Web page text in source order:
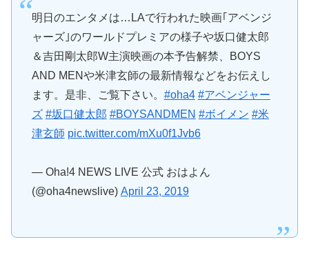
明日のエンタメは…LAで行われた映画｢アベンジ
ャーズ｣のワールドプレミアの様子や坂口健太郎
＆吉田剛太郎W主演映画の本予告解禁、BOYS
AND MENや米津玄師の最新情報などをお伝えし
ます。是非、ご覧下さい。 #oha4 #アベンジャー
ズ #坂口健太郎 #BOYSANDMEN #ボイメン #米
津玄師 pic.twitter.com/mXu0f1Jvb6
— Oha!4 NEWS LIVE 公式 おはよん
(@oha4newslive) April 23, 2019